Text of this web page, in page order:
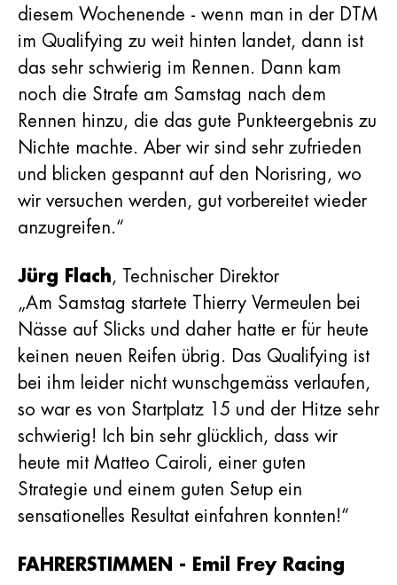
diesem Wochenende - wenn man in der DTM
im Qualifying zu weit hinten landet, dann ist
das sehr schwierig im Rennen. Dann kam
noch die Strafe am Samstag nach dem
Rennen hinzu, die das gute Punkteergebnis zu
Nichte machte. Aber wir sind sehr zufrieden
und blicken gespannt auf den Norisring, wo
wir versuchen werden, gut vorbereitet wieder
anzugreifen.“
Jürg Flach, Technischer Direktor
„Am Samstag startete Thierry Vermeulen bei
Nässe auf Slicks und daher hatte er für heute
keinen neuen Reifen übrig. Das Qualifying ist
bei ihm leider nicht wunschgemäss verlaufen,
so war es von Startplatz 15 und der Hitze sehr
schwierig! Ich bin sehr glücklich, dass wir
heute mit Matteo Cairoli, einer guten
Strategie und einem guten Setup ein
sensationelles Resultat einfahren konnten!“
FAHRERSTIMMEN - Emil Frey Racing